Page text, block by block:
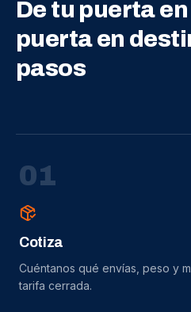
De tu puerta
puerta en
pasos
01
Cotiza
Cuéntanos qué envías, peso y
tarifa cerrada.